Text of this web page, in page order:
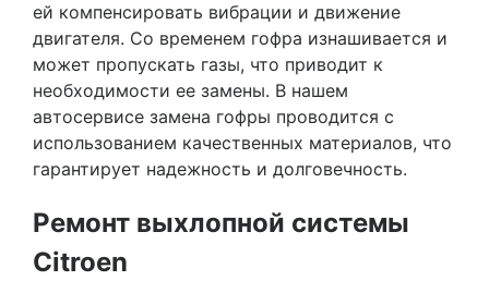
ей компенсировать вибрации и движение
двигателя. Со временем гофра изнашивается и
может пропускать газы, что приводит к
необходимости ее замены. В нашем
автосервисе замена гофры проводится с
использованием качественных материалов, что
гарантирует надежность и долговечность.
Ремонт выхлопной системы
Citroen